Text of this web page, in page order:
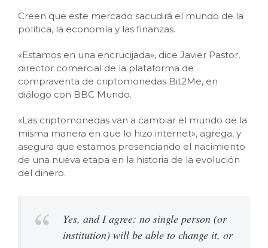
Creen que este mercado sacudirá el mundo de la
política, la economía y las finanzas.
«Estamos en una encrucijada», dice Javier Pastor,
director comercial de la plataforma de
compraventa de criptomonedas Bit2Me, en
diálogo con BBC Mundo.
«Las criptomonedas van a cambiar el mundo de la
misma manera en que lo hizo internet», agrega, y
asegura que estamos presenciando el nacimiento
de una nueva etapa en la historia de la evolución
del dinero.
Yes, and I agree: no single person (or
institution) will be able to change it, or